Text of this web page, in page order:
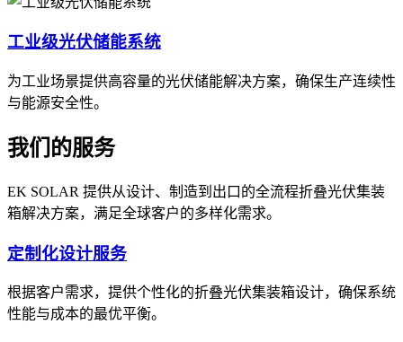
工业级光伏储能系统
为工业场景提供高容量的光伏储能解决方案，确保生产连续性
与能源安全性。
我们的服务
EK SOLAR 提供从设计、制造到出口的全流程折叠光伏集装
箱解决方案，满足全球客户的多样化需求。
定制化设计服务
根据客户需求，提供个性化的折叠光伏集装箱设计，确保系统
性能与成本的最优平衡。